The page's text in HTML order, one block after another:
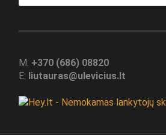
M: +370 (686) 08820
E: liutauras@ulevicius.lt